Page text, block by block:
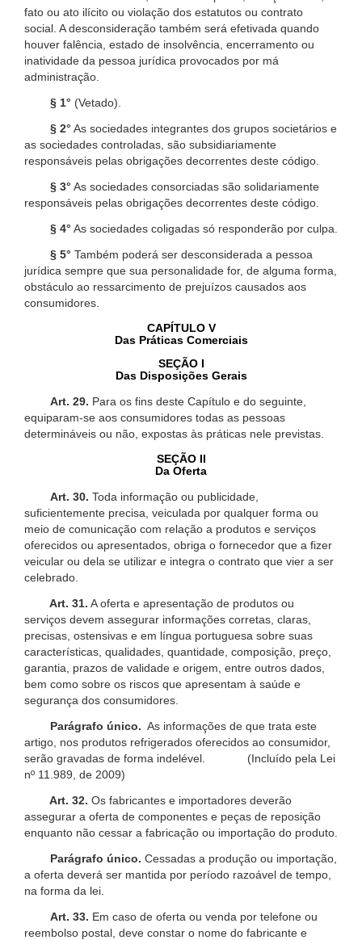
fato ou ato ilícito ou violação dos estatutos ou contrato
social. A desconsideração também será efetivada quando
houver falência, estado de insolvência, encerramento ou
inatividade da pessoa jurídica provocados por má
administração.
§ 1° (Vetado).
§ 2° As sociedades integrantes dos grupos societários e
as sociedades controladas, são subsidiariamente
responsáveis pelas obrigações decorrentes deste código.
§ 3° As sociedades consorciadas são solidariamente
responsáveis pelas obrigações decorrentes deste código.
§ 4° As sociedades coligadas só responderão por culpa.
§ 5° Também poderá ser desconsiderada a pessoa
jurídica sempre que sua personalidade for, de alguma forma,
obstáculo ao ressarcimento de prejuízos causados aos
consumidores.
CAPÍTULO V
Das Práticas Comerciais
SEÇÃO I
Das Disposições Gerais
Art. 29. Para os fins deste Capítulo e do seguinte,
equiparam-se aos consumidores todas as pessoas
determináveis ou não, expostas às práticas nele previstas.
SEÇÃO II
Da Oferta
Art. 30. Toda informação ou publicidade,
suficientemente precisa, veiculada por qualquer forma ou
meio de comunicação com relação a produtos e serviços
oferecidos ou apresentados, obriga o fornecedor que a fizer
veicular ou dela se utilizar e integra o contrato que vier a ser
celebrado.
Art. 31. A oferta e apresentação de produtos ou
serviços devem assegurar informações corretas, claras,
precisas, ostensivas e em língua portuguesa sobre suas
características, qualidades, quantidade, composição, preço,
garantia, prazos de validade e origem, entre outros dados,
bem como sobre os riscos que apresentam à saúde e
segurança dos consumidores.
Parágrafo único. As informações de que trata este
artigo, nos produtos refrigerados oferecidos ao consumidor,
serão gravadas de forma indelével. (Incluído pela Lei
nº 11.989, de 2009)
Art. 32. Os fabricantes e importadores deverão
assegurar a oferta de componentes e peças de reposição
enquanto não cessar a fabricação ou importação do produto.
Parágrafo único. Cessadas a produção ou importação,
a oferta deverá ser mantida por período razoável de tempo,
na forma da lei.
Art. 33. Em caso de oferta ou venda por telefone ou
reembolso postal, deve constar o nome do fabricante e